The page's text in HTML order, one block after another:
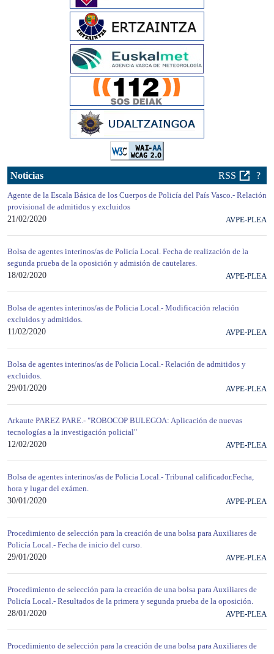
Noticias RSS ?
Agente de la Escala Básica de los Cuerpos de Policía del País Vasco.- Relación
provisional de admitidos y excluidos
21/02/2020
AVPE-PLEA
Bolsa de agentes interinos/as de Policía Local. Fecha de realización de la
segunda prueba de la oposición y admisión de cautelares.
18/02/2020
AVPE-PLEA
Bolsa de agentes interinos/as de Policia Local.- Modificación relación
excluidos y admitidos.
11/02/2020
AVPE-PLEA
Bolsa de agentes interinos/as de Policia Local.- Relación de admitidos y
excluidos.
29/01/2020
AVPE-PLEA
Arkaute PAREZ PARE.- "ROBOCOP BULEGOA: Aplicación de nuevas
tecnologías a la investigación policial"
12/02/2020
AVPE-PLEA
Bolsa de agentes interinos/as de Policia Local.- Tribunal calificador.Fecha,
hora y lugar del exámen.
30/01/2020
AVPE-PLEA
Procedimiento de selección para la creación de una bolsa para Auxiliares de
Policía Local.- Fecha de inicio del curso.
29/01/2020
AVPE-PLEA
Procedimiento de selección para la creación de una bolsa para Auxiliares de
Policía Local.- Resultados de la primera y segunda prueba de la oposición.
28/01/2020
AVPE-PLEA
Procedimiento de selección para la creación de una bolsa para Auxiliares de